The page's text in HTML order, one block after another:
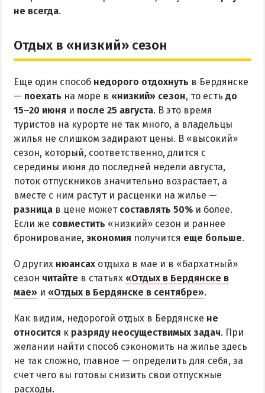
не всегда.
Отдых в «низкий» сезон
Еще один способ недорого отдохнуть в Бердянске
— поехать на море в «низкий» сезон, то есть до
15–20 июня и после 25 августа. В это время
туристов на курорте не так много, а владельцы
жилья не слишком задирают цены. В «высокий»
сезон, который, соответственно, длится с
середины июня до последней недели августа,
поток отпускников значительно возрастает, а
вместе с ним растут и расценки на жилье —
разница в цене может составлять 50% и более.
Если же совместить «низкий» сезон и раннее
бронирование, экономия получится еще больше.
О других нюансах отдыха в мае и в «бархатный»
сезон читайте в статьях «Отдых в Бердянске в
мае» и «Отдых в Бердянске в сентябре».
Как видим, недорогой отдых в Бердянске не
относится к разряду неосуществимых задач. При
желании найти способ сэкономить на жилье здесь
не так сложно, главное — определить для себя, за
счет чего вы готовы снизить свои отпускные
расходы.